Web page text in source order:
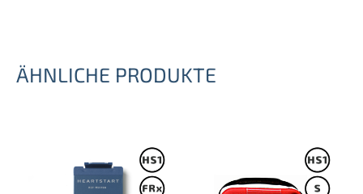
ÄHNLICHE PRODUKTE